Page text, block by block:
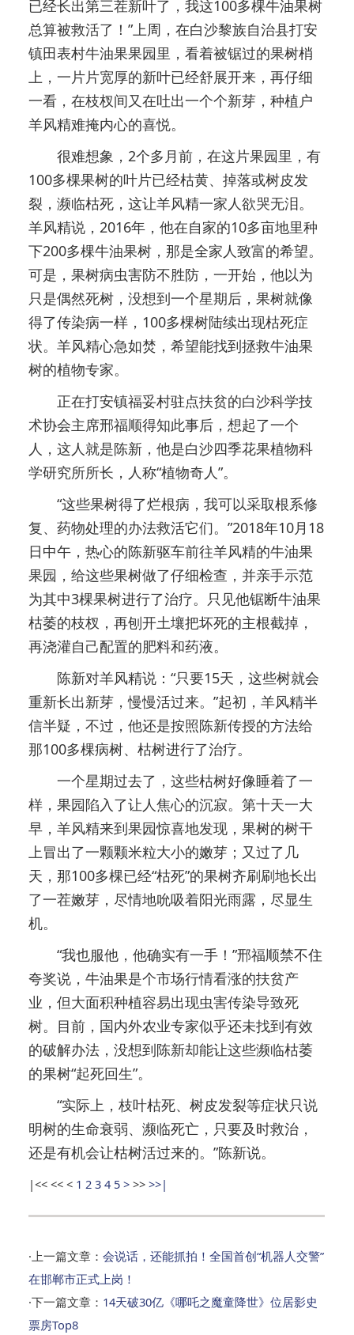
已经长出第三茬新叶了，我这100多棵牛油果树
总算被救活了！”上周，在白沙黎族自治县打安
镇田表村牛油果果园里，看着被锯过的果树梢
上，一片片宽厚的新叶已经舒展开来，再仔细
一看，在枝杈间又在吐出一个个新芽，种植户
羊风精难掩内心的喜悦。
很难想象，2个多月前，在这片果园里，有
100多棵果树的叶片已经枯黄、掉落或树皮发
裂，濒临枯死，这让羊风精一家人欲哭无泪。
羊风精说，2016年，他在自家的10多亩地里种
下200多棵牛油果树，那是全家人致富的希望。
可是，果树病虫害防不胜防，一开始，他以为
只是偶然死树，没想到一个星期后，果树就像
得了传染病一样，100多棵树陆续出现枯死症
状。羊风精心急如焚，希望能找到拯救牛油果
树的植物专家。
正在打安镇福妥村驻点扶贫的白沙科学技
术协会主席邢福顺得知此事后，想起了一个
人，这人就是陈新，他是白沙四季花果植物科
学研究所所长，人称“植物奇人”。
“这些果树得了烂根病，我可以采取根系修
复、药物处理的办法救活它们。”2018年10月18
日中午，热心的陈新驱车前往羊风精的牛油果
果园，给这些果树做了仔细检查，并亲手示范
为其中3棵果树进行了治疗。只见他锯断牛油果
枯萎的枝杈，再刨开土壤把坏死的主根截掉，
再浇灌自己配置的肥料和药液。
陈新对羊风精说：“只要15天，这些树就会
重新长出新芽，慢慢活过来。”起初，羊风精半
信半疑，不过，他还是按照陈新传授的方法给
那100多棵病树、枯树进行了治疗。
一个星期过去了，这些枯树好像睡着了一
样，果园陷入了让人焦心的沉寂。第十天一大
早，羊风精来到果园惊喜地发现，果树的树干
上冒出了一颗颗米粒大小的嫩芽；又过了几
天，那100多棵已经“枯死”的果树齐刷刷地长出
了一茬嫩芽，尽情地吮吸着阳光雨露，尽显生
机。
“我也服他，他确实有一手！”邢福顺禁不住
夸奖说，牛油果是个市场行情看涨的扶贫产
业，但大面积种植容易出现虫害传染导致死
树。目前，国内外农业专家似乎还未找到有效
的破解办法，没想到陈新却能让这些濒临枯萎
的果树“起死回生”。
“实际上，枝叶枯死、树皮发裂等症状只说
明树的生命衰弱、濒临死亡，只要及时救治，
还是有机会让枯树活过来的。”陈新说。
|<< << < 1 2 3 4 5 > >> >>|
·上一篇文章： 会说话，还能抓拍！全国首创“机器人交警”
在邯郸市正式上岗！
·下一篇文章： 14天破30亿《哪吒之魔童降世》位居影史
票房Top8